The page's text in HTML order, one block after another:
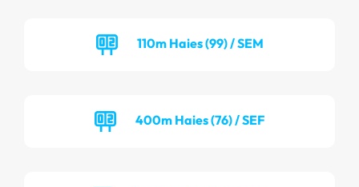
110m Haies (99) / SEM
400m Haies (76) / SEF